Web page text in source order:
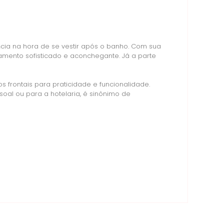
na hora de se vestir após o banho. Com sua
sofisticado e aconchegante. Já a parte
frontais para praticidade e funcionalidade.
ou para a hotelaria, é sinônimo de